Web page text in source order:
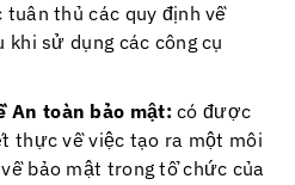
tuân thủ các quy định về
sử dụng các công cụ
An toàn bảo mật: có được
thực về việc tạo ra một môi
bảo mật trong tổ chức của